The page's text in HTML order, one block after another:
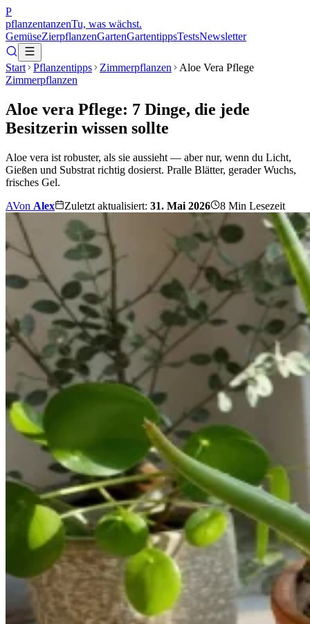
P
pflanzentanzenTu, was wächst.
GemüseZierpflanzenGartenGartentippsTestsNewsletter
Start Pflanzentipps Zimmerpflanzen
Aloe Vera Pflege
Zimmerpflanzen
Aloe vera Pflege: 7 Dinge, die jede
Besitzerin wissen sollte
Aloe vera ist robuster, als sie aussieht — aber nur, wenn du Licht,
Gießen und Substrat richtig dosierst. Pralle Blätter, gerader Wuchs,
frisches Gel.
AVon Alex Zuletzt aktualisiert: 31. Mai 2026 8 Min Lesezeit